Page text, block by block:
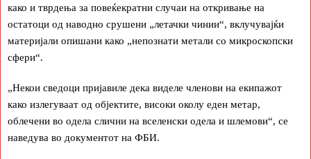
како и тврдења за повеќекратни случаи на откривање на
остатоци од наводно срушени „летачки чинии“, вклучувајќи
материјали опишани како „непознати метали со микроскопски
сфери“.
„Некои сведоци пријавиле дека виделе членови на екипажот
како излегуваат од објектите, високи околу еден метар,
облечени во одела слични на вселенски одела и шлемови“, се
наведува во документот на ФБИ.